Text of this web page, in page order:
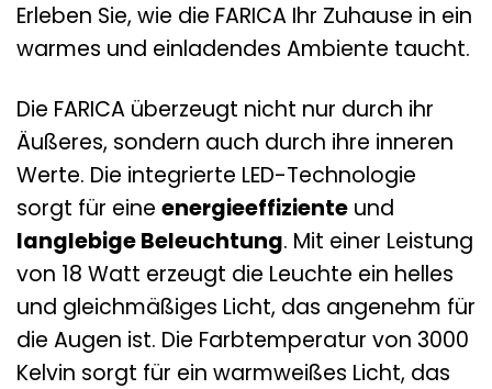
Erleben Sie, wie die FARICA Ihr Zuhause in ein
warmes und einladendes Ambiente taucht.
Die FARICA überzeugt nicht nur durch ihr
Äußeres, sondern auch durch ihre inneren
Werte. Die integrierte LED-Technologie
sorgt für eine energieeffiziente und
langlebige Beleuchtung. Mit einer Leistung
von 18 Watt erzeugt die Leuchte ein helles
und gleichmäßiges Licht, das angenehm für
die Augen ist. Die Farbtemperatur von 3000
Kelvin sorgt für ein warmweißes Licht, das